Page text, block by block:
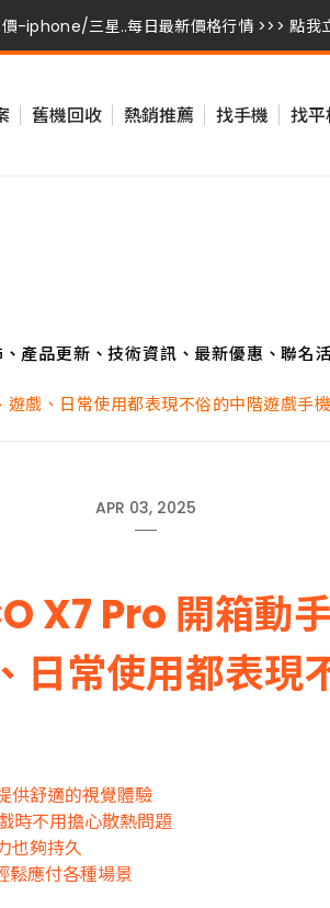
-iphone/三星..每日最新價格行情 >>> 點我
價-iphone/三星..每日最新價格行情 >>> 點我
舊機回收 熱銷推薦 找手機 找平
產品更新、技術資訊、最新優惠、聯名
戲、日常使用都表現不俗的中階遊戲手機
APR 03, 2025
X7 Pro 開箱動
日常使用都表現
供舒適的視覺體驗
時不用擔心散熱問題
也夠持久
鬆應付各種場景